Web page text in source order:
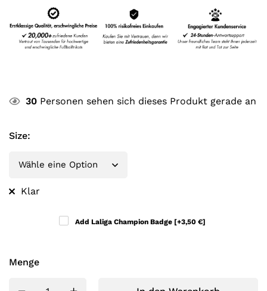
30 Personen sehen sich dieses Produkt gerade an
Size:
Klar
Add Laliga Champion Badge [+3,50 €]
Menge